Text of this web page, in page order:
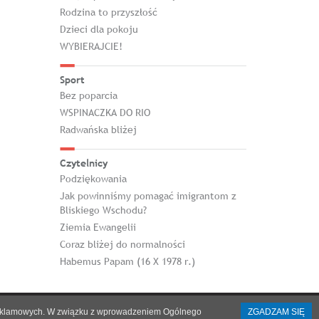
Rodzina to przyszłość
Dzieci dla pokoju
WYBIERAJCIE!
Sport
Bez poparcia
WSPINACZKA DO RIO
Radwańska bliżej
Czytelnicy
Podziękowania
Jak powinniśmy pomagać imigrantom z
Bliskiego Wschodu?
Ziemia Ewangelii
Coraz bliżej do normalności
Habemus Papam (16 X 1978 r.)
W związku z wprowadzeniem Ogólnego
ZGADZAM SIĘ